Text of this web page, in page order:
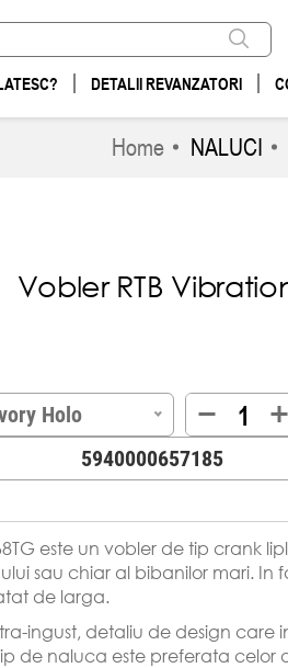
DETALII REVANZATORI
Home NALUCI
Vobler RTB
Holo
este un vobler de tip crank
sau chiar al bibanilor mari.
de larga.
ingust, detaliu de design
de naluca este preferata celor